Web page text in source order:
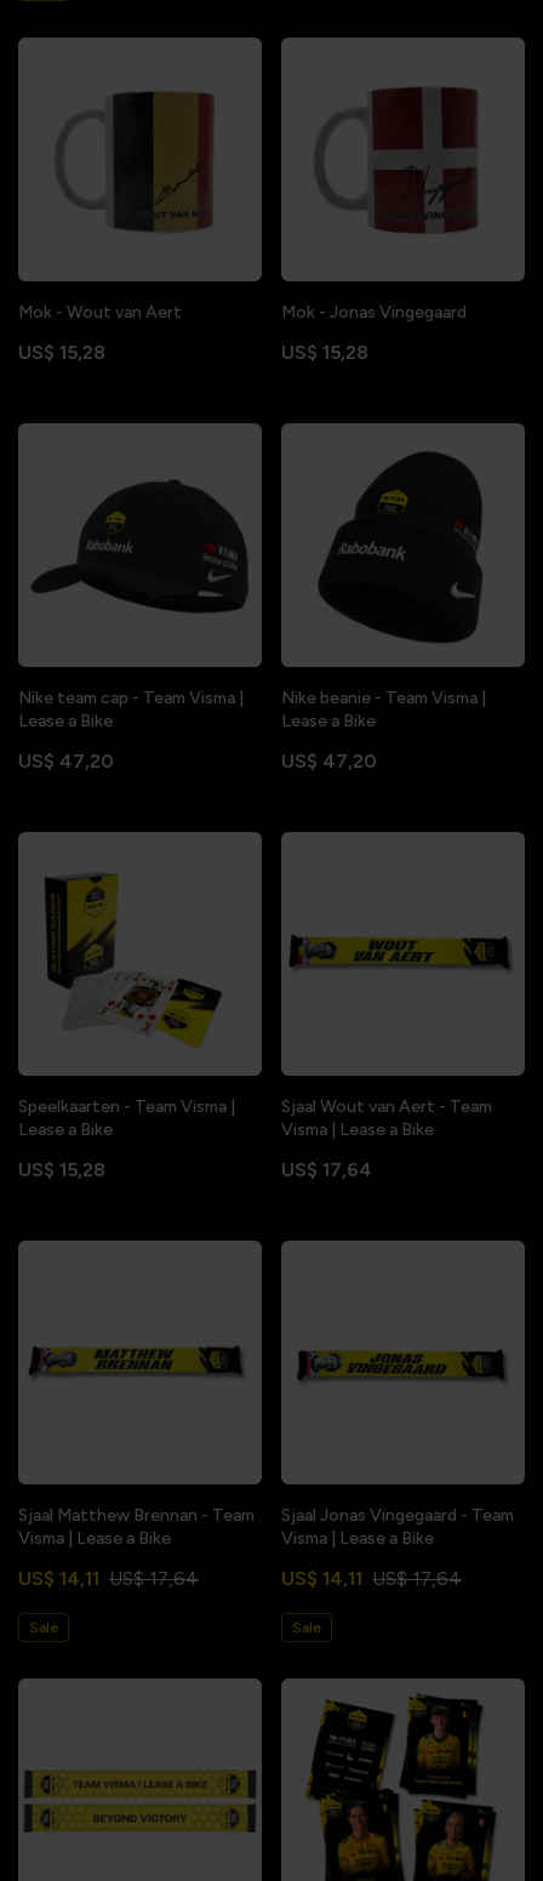
Mok - Wout van Aert
US$ 15,28
Mok - Jonas Vingegaard
US$ 15,28
Nike team cap - Team Visma |
Lease a Bike
US$ 47,20
Nike beanie - Team Visma |
Lease a Bike
US$ 47,20
Speelkaarten - Team Visma |
Lease a Bike
US$ 15,28
Sjaal Wout van Aert - Team
Visma | Lease a Bike
US$ 17,64
Sjaal Matthew Brennan - Team
Visma | Lease a Bike
US$ 14,11 US$ 17,64
Sale
Sjaal Jonas Vingegaard - Team
Visma | Lease a Bike
US$ 14,11 US$ 17,64
Sale